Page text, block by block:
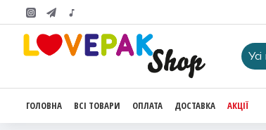
ГОЛОВНА ВСІ ТОВАРИ ОПЛАТА ДОСТАВКА АКЦІЇ